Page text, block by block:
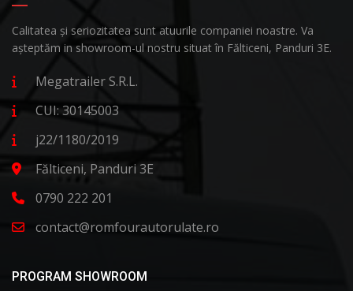
Calitatea și seriozitatea sunt atuurile companiei noastre. Va
așteptăm in showroom-ul nostru situat în Fălticeni, Panduri 3E.
Megatrailer S.R.L.
CUI: 30145003
j22/1180/2019
Fălticeni, Panduri 3E
0790 222 201
contact@romfourautorulate.ro
PROGRAM SHOWROOM